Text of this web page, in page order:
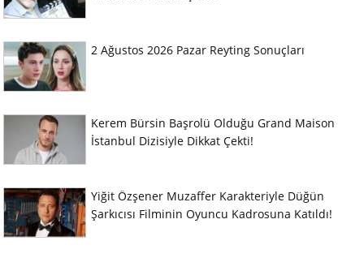
2 Ağustos 2026 Pazar Reyting Sonuçları
Kerem Bürsin Başrolü Olduğu Grand Maison
İstanbul Dizisiyle Dikkat Çekti!
Yiğit Özşener Muzaffer Karakteriyle Düğün
Şarkıcısı Filminin Oyuncu Kadrosuna Katıldı!